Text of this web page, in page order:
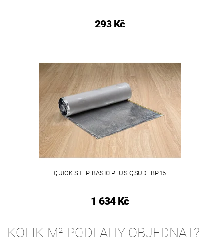
293 Kč
QUICK STEP BASIC PLUS QSUDLBP15
1 634 Kč
KOLIK M² PODLAHY OBJEDNAT?